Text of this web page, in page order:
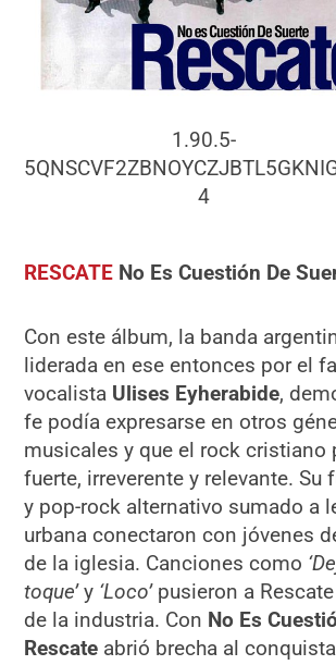
1.90.5-
4
RESCATE No Es Cuestión De
Con este álbum, la banda
liderada en ese entonces por el
vocalista Ulises Eyherabide,
fe podía expresarse en otros
musicales y que el rock cristiano
fuerte, irreverente y relevante. Su
y pop-rock alternativo sumado a
urbana conectaron con jóvenes
de la iglesia. Canciones como
toque’y ‘Loco’pusieron a
de la industria. Con No Es
Rescate abrió brecha al